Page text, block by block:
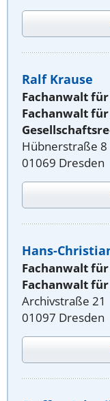
Ralf Krause
Fachanwalt
Fachanwalt
Hübnerstraße 8
01069 Dresden
Hans-
Fachanwalt
Fachanwalt
Archivstraße 21
01097 Dresden